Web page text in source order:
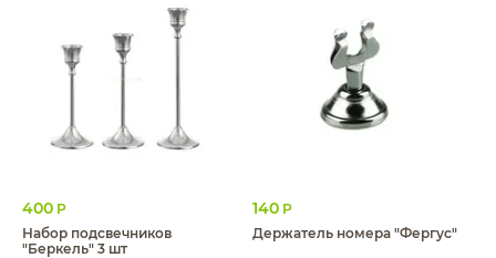
400 Р
Набор подсвечников
"Беркель" 3 шт
140 Р
Держатель номера "Фергус"